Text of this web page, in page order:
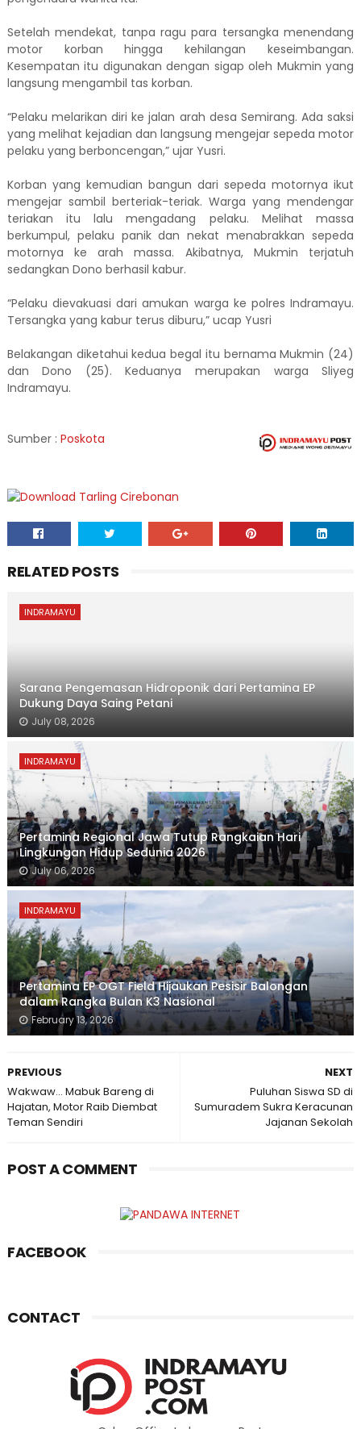
Setelah mendekat, tanpa ragu para tersangka menendang
motor korban hingga kehilangan keseimbangan.
Kesempatan itu digunakan dengan sigap oleh Mukmin yang
langsung mengambil tas korban.
“Pelaku melarikan diri ke jalan arah desa Semirang. Ada saksi
yang melihat kejadian dan langsung mengejar sepeda motor
pelaku yang berboncengan,” ujar Yusri.
Korban yang kemudian bangun dari sepeda motornya ikut
mengejar sambil berteriak-teriak. Warga yang mendengar
teriakan itu lalu mengadang pelaku. Melihat massa
berkumpul, pelaku panik dan nekat menabrakkan sepeda
motornya ke arah massa. Akibatnya, Mukmin terjatuh
sedangkan Dono berhasil kabur.
“Pelaku dievakuasi dari amukan warga ke polres Indramayu.
Tersangka yang kabur terus diburu,” ucap Yusri
Belakangan diketahui kedua begal itu bernama Mukmin (24)
dan Dono (25). Keduanya merupakan warga Sliyeg
Indramayu.
Sumber : Poskota
RELATED POSTS
INDRAMAYU
Sarana Pengemasan Hidroponik dari Pertamina EP
Dukung Daya Saing Petani
July 08, 2026
INDRAMAYU
Pertamina Regional Jawa Tutup Rangkaian Hari
Lingkungan Hidup Sedunia 2026
July 06, 2026
INDRAMAYU
Pertamina EP OGT Field Hijaukan Pesisir Balongan
dalam Rangka Bulan K3 Nasional
February 13, 2026
NEXT
Puluhan Siswa SD di
Sumuradem Sukra Keracunan
Jajanan Sekolah
PREVIOUS
Wakwaw... Mabuk Bareng di
Hajatan, Motor Raib Diembat
Teman Sendiri
POST A COMMENT
FACEBOOK
CONTACT